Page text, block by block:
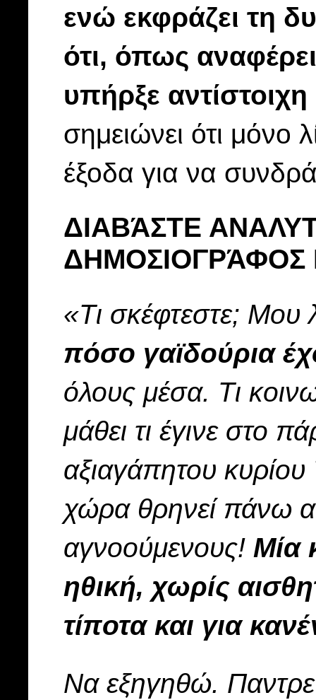
ενώ εκφράζει τη
ότι, όπως
υπήρξε
σημειώνει ότι μόνο
έξοδα για να
ΔΙΑΒΆΣΤΕ
ΔΗΜΟΣΙΟΓΡΆΦΟΣ
«Τι σκέφτεστε; Μου
πόσο γαϊδούρια
όλους μέσα. Τι
μάθει τι έγινε στο
αξιαγάπητου
χώρα θρηνεί πάνω
αγνοούμενους! Μία
ηθική, χωρίς
τίποτα και για
Να εξηγηθώ.